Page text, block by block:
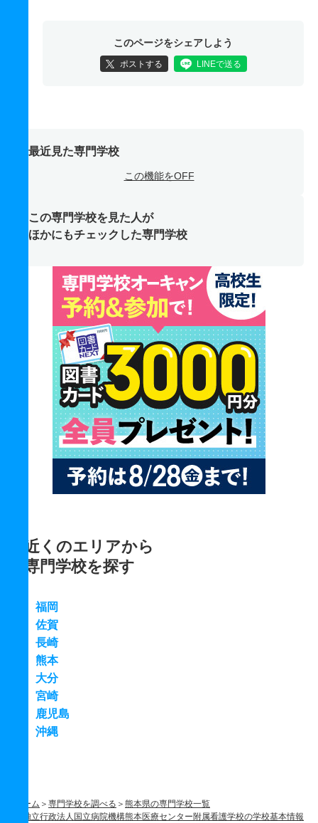
このページをシェアしよう
ポストする LINEで送る
最近見た専門学校
この機能をOFF
この専門学校を見た人が
ほかにもチェックした専門学校
近くのエリアから
専門学校を探す
福岡
佐賀
長崎
熊本
大分
宮崎
鹿児島
沖縄
ホーム 専門学校を調べる
熊本県の専門学校一覧
独立行政法人国立病院機構熊本医療センター附属看護学校の学校基本情報